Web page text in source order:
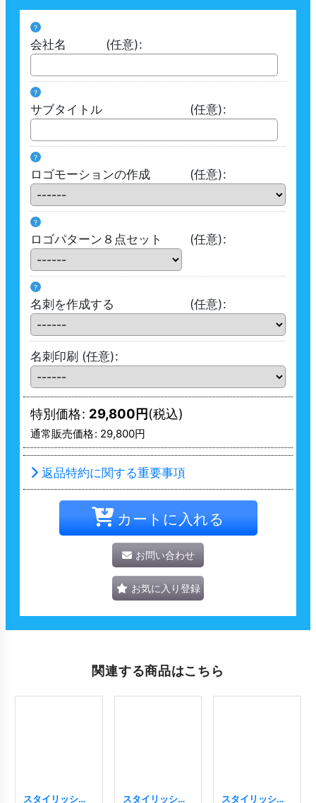
?
会社名 (任意):
?
サブタイトル (任意):
?
ロゴモーションの作成 (任意):
?
ロゴパターン８点セット (任意):
?
名刺を作成する (任意):
名刺印刷 (任意):
特別価格: 29,800円(税込)
通常販売価格: 29,800円
返品特約に関する重要事項
カートに入れる
お問い合わせ
お気に入り登録
関連する商品はこちら
スタイリッシュ
スタイリッシュ
スタイリッシュ